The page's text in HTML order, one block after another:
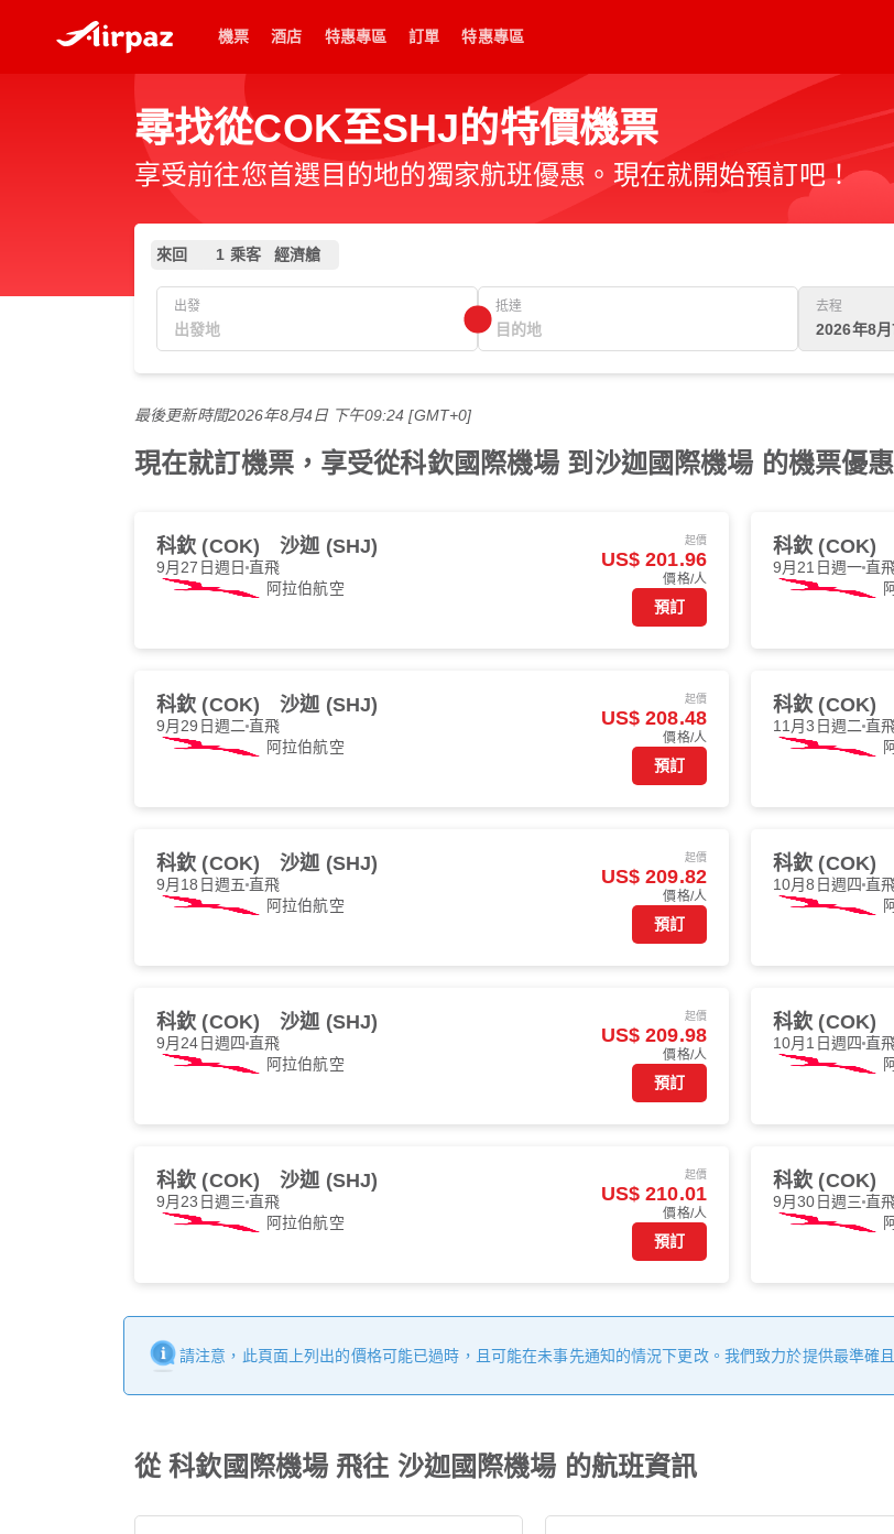
機票 酒店 特惠專區 訂單 特惠專區
尋找從COK至SHJ的特價機票
享受前往您首選目的地的獨家航班優惠。現在就開始預訂吧！
來回 1 乘客 經濟艙
出發 抵達 去程
2026年8
最後更新時間2026年8月4日 下午09:24 [GMT+0]
現在就訂機票，享受從科欽國際機場 到沙迦國際機場 的機票優惠
科欽 (COK) 沙迦 (SHJ)
9月27日週日 直飛
阿拉伯航空
起價
US$ 201.96
價格/人
預訂
科欽 (COK)
9月21日週一直
科欽 (COK) 沙迦 (SHJ)
9月29日週二 直飛
阿拉伯航空
起價
US$ 208.48
價格/人
預訂
科欽 (COK)
11月3日週二 直
科欽 (COK) 沙迦 (SHJ)
9月18日週五 直飛
阿拉伯航空
起價
US$ 209.82
價格/人
預訂
科欽 (COK)
10月8日週四 直
科欽 (COK) 沙迦 (SHJ)
9月24日週四 直飛
阿拉伯航空
起價
US$ 209.98
價格/人
預訂
科欽 (COK)
10月1日週四 直
科欽 (COK) 沙迦 (SHJ)
9月23日週三 直飛
阿拉伯航空
起價
US$ 210.01
價格/人
預訂
科欽 (COK)
9月30日週三 直
請注意，此頁面上列出的價格可能已過時，且可能在未事先通知的情況下更改。我們致力於提供最準確
從 科欽國際機場 飛往 沙迦國際機場 的航班資訊